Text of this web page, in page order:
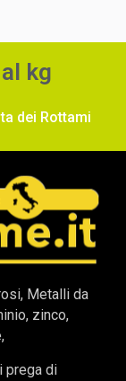
kg
dei Rottami
Metalli da
zinco,
prega di